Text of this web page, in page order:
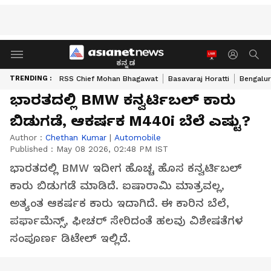
ಕನ್ನಡ
TRENDING : RSS Chief Mohan Bhagawat Basavaraj Horatti
ಭಾರತದಲ್ಲಿ BMW ಕನ್ವರ್ಟಿಬಲ್ ಕಾರು
ಬಿಡುಗಡೆ, ಆಕರ್ಷಕ M440i ಬೆಲೆ ಎಷ್ಟು?
Author : Chethan Kumar | Automobile
Published : May 08 2026, 02:48 PM IST
ಭಾರತದಲ್ಲಿ BMW ಇದೀಗ ಹೊಚ್ಚ ಹೊಸ ಕನ್ವರ್ಟಿಬಲ್
ಕಾರು ಬಿಡುಗಡೆ ಮಾಡಿದೆ. ಐಷಾರಾಮಿ ಮಾತ್ರವಲ್ಲ,
ಅತ್ಯಂತ ಆಕರ್ಷಕ ಕಾರು ಇದಾಗಿದೆ. ಈ ಕಾರಿನ ಬೆಲೆ,
ಪರ್ಫಾಮೆನ್ಸ್, ಫೀಚರ್ ಸೇರಿದಂತೆ ಹಲವು ವಿಶೇಷತೆಗಳ
ಸಂಪೂರ್ಣ ಡಿಟೇಲ್ ಇಲ್ಲಿದೆ.